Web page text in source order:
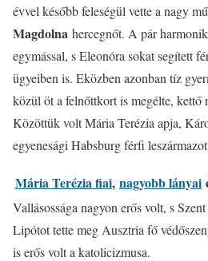
évvel később feleségül vette a nagy
Magdolna hercegnőt. A pár
egymással, s Eleonóra sokat segített
ügyeiben is. Eközben azonban tíz
közül öt a felnőttkort is megélte, kettő
Közöttük volt Mária Terézia apja,
egyenesági Habsburg férfi
Mária Terézia fiai, nagyobb lányai
Vallásossága nagyon erős volt, s
Lipótot tette meg Ausztria fő
is erős volt a katolicizmusa.